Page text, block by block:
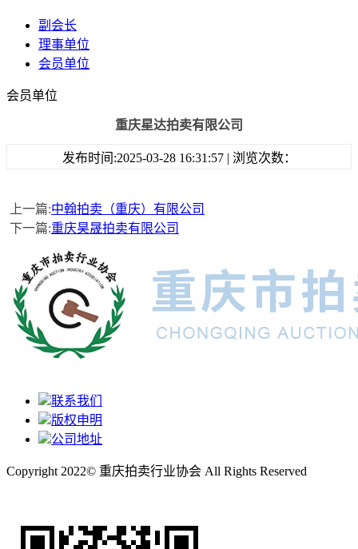
副会长
理事单位
会员单位
会员单位
重庆星达拍卖有限公司
发布时间:2025-03-28 16:31:57 | 浏览次数：
上一篇:中翰拍卖（重庆）有限公司
下一篇:重庆昊晟拍卖有限公司
联系我们
版权申明
公司地址
Copyright 2022© 重庆拍卖行业协会 All Rights Reserved